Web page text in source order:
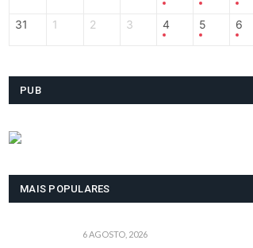
31 1 2 3 4 5 6
PUB
MAIS POPULARES
6 AGOSTO, 2026